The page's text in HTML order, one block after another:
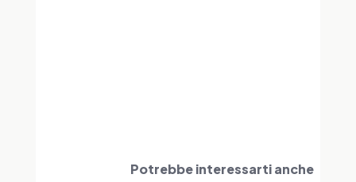
Potrebbe interessarti anche